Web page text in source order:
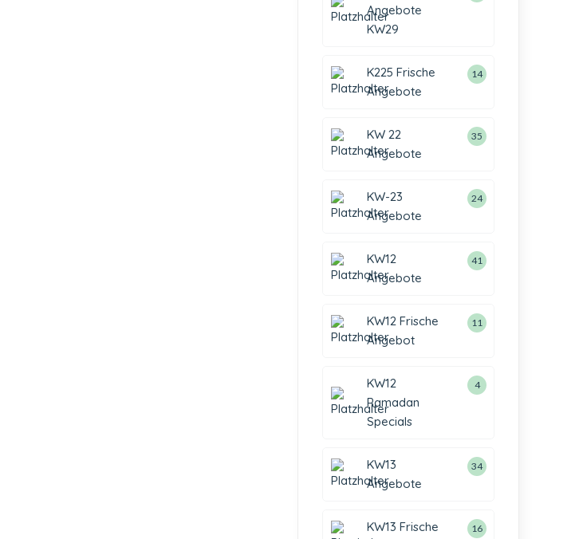
Angebote
KW29
K225 Frische
Angebote
14
KW 22
Angebote
35
KW-23
Angebote
24
KW12
Angebote
41
KW12 Frische
Angebot
11
KW12
Ramadan
Specials
4
KW13
Angebote
34
KW13 Frische
16